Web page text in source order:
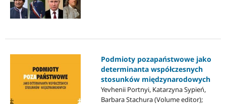
Podmioty pozapaństwowe jako
determinanta współczesnych
stosunków międzynarodowych
Yevhenii Portnyi, Katarzyna Sypień,
Barbara Stachura (Volume editor);